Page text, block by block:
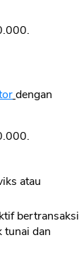
dengan
atau
bertransaksi
tunai dan